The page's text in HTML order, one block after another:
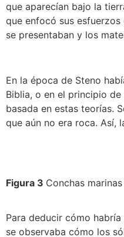
que aparecían bajo la
que enfocó sus
se presentaban y los
En la época de Steno
Biblia, o en el principio
basada en estas teorías.
que aún no era roca. Así,
Figura 3 Conchas
Para deducir cómo
se observaba cómo los